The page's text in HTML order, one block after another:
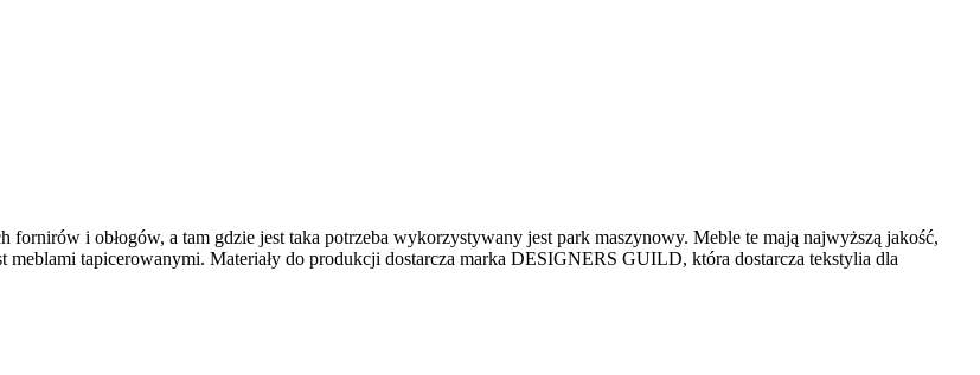
i obłogów, a tam gdzie jest taka potrzeba wykorzystywany jest park maszynowy. Meble te mają najwyższą jakość,
tapicerowanymi. Materiały do produkcji dostarcza marka DESIGNERS GUILD, która dostarcza tekstylia dla